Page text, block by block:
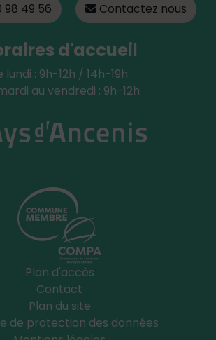
98 49 56 Contactez nous
d'accueil
lundi : 9h-12h / 14h-19h
au vendredi : 9h-12h
Plan d'accès
Contact
Plan du site
de protection des données